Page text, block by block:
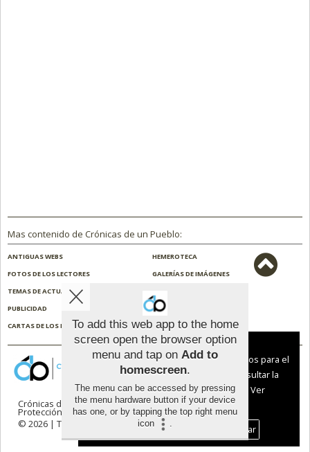
Mas contenido de Crónicas de un Pueblo:
ANTIGUAS WEBS
HEMEROTECA
FOTOS DE LOS LECTORES
GALERÍAS DE IMÁGENES
TEMAS DE ACTUALIDAD
PUBLICIDAD
CONTACTO
CARTAS DE LOS LECTORES
ENCUESTAS
Crónicas de un Pueblo |Términos de uso|
Protección de datos
© 2026 | Todos los derechos reservados
To add this web app to the home
screen open the browser option
menu and tap on Add to
homescreen.
The menu can be accessed by pressing
the menu hardware button if your device
has one, or by tapping the top right menu
icon
.
Aviso sobre el Uso de cookies:
Utilizamos cookies nuestras y de terceros para el
funcionamiento del digital. Puedes consultar la
lista de cookies y como desconectarlas.
Ver
nuestra Política de Privacidad y Cookies
Aceptar Cookies
Personalizar